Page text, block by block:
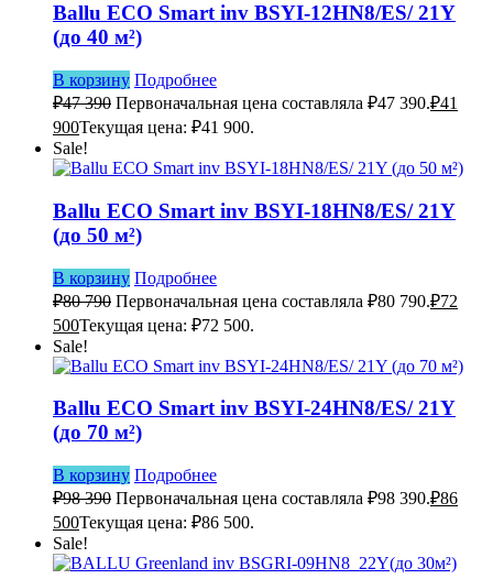
Ballu ECO Smart inv BSYI-12HN8/ES/ 21Y
(до 40 м²)
В корзину Подробнее
₽47 390 Первоначальная цена составляла ₽47 390.₽41
900Текущая цена: ₽41 900.
Sale!
Ballu ECO Smart inv BSYI-18HN8/ES/ 21Y
(до 50 м²)
В корзину Подробнее
₽80 790 Первоначальная цена составляла ₽80 790.₽72
500Текущая цена: ₽72 500.
Sale!
Ballu ECO Smart inv BSYI-24HN8/ES/ 21Y
(до 70 м²)
В корзину Подробнее
₽98 390 Первоначальная цена составляла ₽98 390.₽86
500Текущая цена: ₽86 500.
Sale!